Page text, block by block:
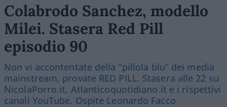
Colabrodo Sanchez, modello
Milei. Stasera Red Pill
episodio 90
Non vi accontentate della “pillola blu” dei media
mainstream, provate RED PILL. Stasera alle 22 su
NicolaPorro.it, Atlanticoquotidiano.it e i rispettivi
canali YouTube. Ospite Leonardo Facco